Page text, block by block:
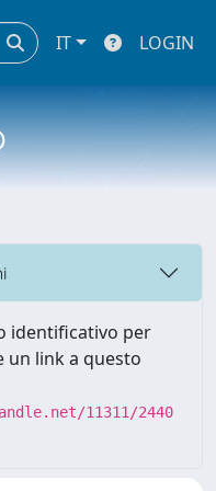
IT LOGIN
identificativo per
un link a questo
11311/2440